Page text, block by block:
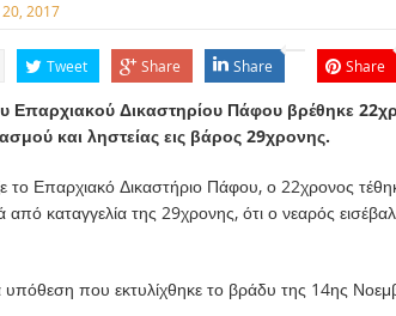
2017
Tweet Share Share Share
Επαρχιακού Δικαστηρίου Πάφου βρέθηκε
και ληστείας εις βάρος 29χρονης.
το Επαρχιακό Δικαστήριο Πάφου, ο 22χρονος
από καταγγελία της 29χρονης, ότι ο νεαρός
υπόθεση που εκτυλίχθηκε το βράδυ της 14ης